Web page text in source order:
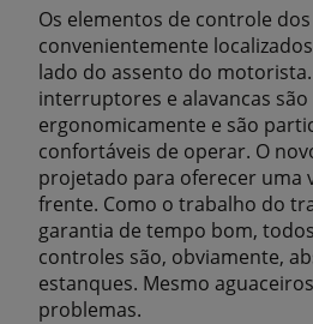
Os elementos de controle
convenientemente
lado do assento do
interruptores e alavancas
ergonomicamente e são
confortáveis ​​de operar. O
projetado para oferecer uma
frente. Como o trabalho do
garantia de tempo bom,
controles são, obviamente,
estanques. Mesmo
problemas.